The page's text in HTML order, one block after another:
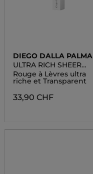
DIEGO DALLA PALMA
ULTRA RICH SHEER
LIPSTICK
Rouge à Lèvres ultra
riche et Transparent
33,90 CHF